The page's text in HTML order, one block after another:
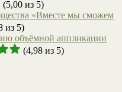
(5,00 из 5)
«Вместе мы сможем
из 5)
объёмной аппликации
(4,98 из 5)